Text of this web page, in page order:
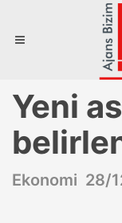
Yeni
Ekonomi 28/